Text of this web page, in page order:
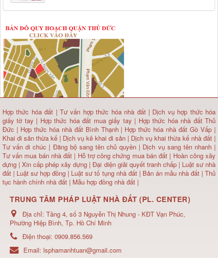
Hợp thức hóa đất |Tư vấn hợp thức hóa nhà đất| Dịch vụ hợp thức hóa
giấy tờ tay | Hợp thức hóa đất mua giấy tay | Hợp thức hóa nhà đất Thủ
Đức | Hợp thức hóa nhà đất Bình Thạnh | Hợp thức hóa nhà đất Gò Vấp |
Khai di sản thừa kế | Dịch vụ kê khai di sản | Dịch vụ khai thừa kế nhà đất |
Tư vấn di chúc | Đăng bộ sang tên chủ quyền | Dịch vụ sang tên nhanh |
Tư vấn mua bán nhà đất | Hỗ trợ công chứng mua bán đất | Hoàn công xây
dựng | Xin cấp phép xây dựng |Đại diện giải quyết tranh chấp | Luật sư nhà
đất | Luật sư hợp đồng | Luật sư tố tụng nhà đất | Bản án mẫu nhà đất|Thủ
tục hành chính nhà đất | Mẫu hợp đồng nhà đất |
TRUNG TÂM PHÁP LUẬT NHÀ ĐẤT (PL. CENTER)
Địa chỉ: Tầng 4, số 3 Nguyễn Thị Nhung - KĐT Vạn Phúc,
Phường Hiệp Bình, Tp. Hồ Chí Minh
Điện thoại: 0909.856.569
Email: lsphamanhtuan@gmail.com